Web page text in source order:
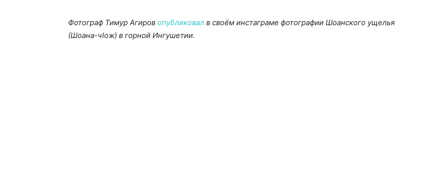
Фотограф Тимур Агиров опубликовал в своём инстаграме фотографии Шоанского ущелья
(Шоана-чIож) в горной Ингушетии.